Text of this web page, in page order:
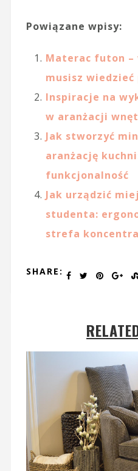
Powiązane wpisy:
Materac futon –
musisz
Inspiracje na
w aranżacji
Jak stworzyć
aranżację
funkcjonalność
Jak urządzić
studenta:
strefa
SHARE: